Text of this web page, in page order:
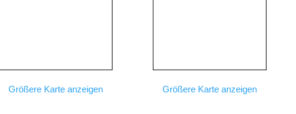
Größere Karte anzeigen Größere Karte anzeigen